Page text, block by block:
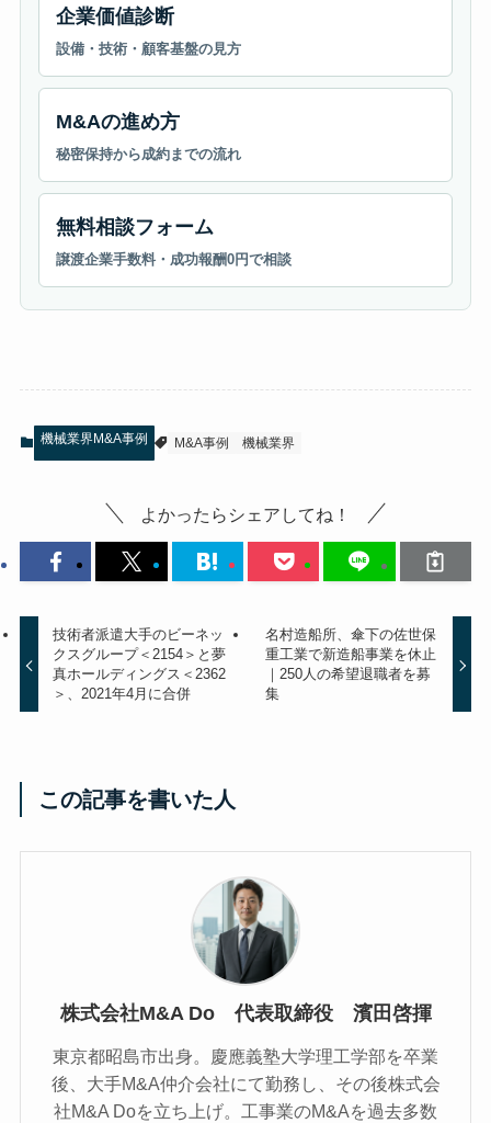
企業価値診断
設備・技術・顧客基盤の見方
M&Aの進め方
秘密保持から成約までの流れ
無料相談フォーム
譲渡企業手数料・成功報酬0円で相談
機械業界M&A事例 M&A事例 機械業界
よかったらシェアしてね！
技術者派遣大手のビーネッ
クスグループ＜2154＞と夢
真ホールディングス＜2362
＞、2021年4月に合併
名村造船所、傘下の佐世保
重工業で新造船事業を休止
｜250人の希望退職者を募
集
この記事を書いた人
株式会社M&A Do 代表取締役 濱田啓揮
東京都昭島市出身。慶應義塾大学理工学部を卒業
後、大手M&A仲介会社にて勤務し、その後株式会
社M&A Doを立ち上げ。工事業のM&Aを過去多数